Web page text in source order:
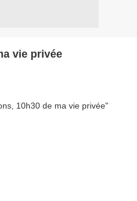
vie privée